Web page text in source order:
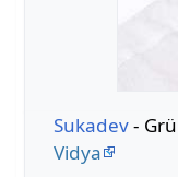
Sukadev-
Vidya